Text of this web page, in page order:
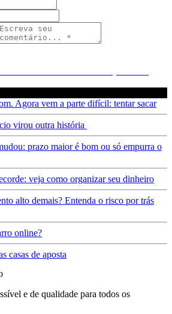
Agora vem a parte difícil: tentar sacar
virou outra história
prazo maior é bom ou só empurra o
veja como organizar seu dinheiro
alto demais? Entenda o risco por trás
online?
casas de aposta
e de qualidade para todos os